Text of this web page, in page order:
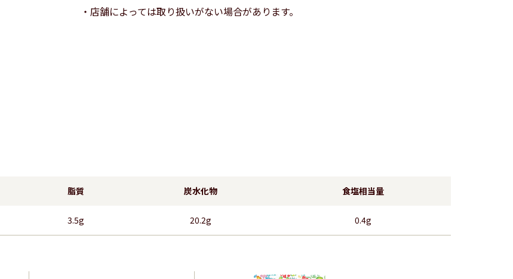
店舗によっては取り扱いがない場合があります。
脂質 炭水化物 食塩相当量
3.5g 20.2g 0.4g